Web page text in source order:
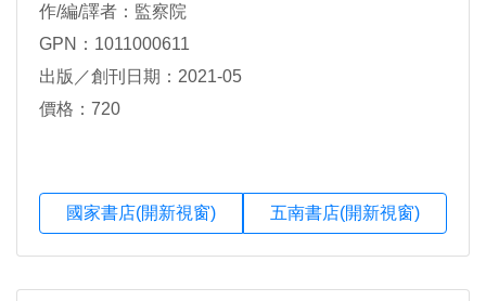
作/編/譯者：監察院
GPN：1011000611
出版／創刊日期：2021-05
價格：720
國家書店(開新視窗) 五南書店(開新視窗)